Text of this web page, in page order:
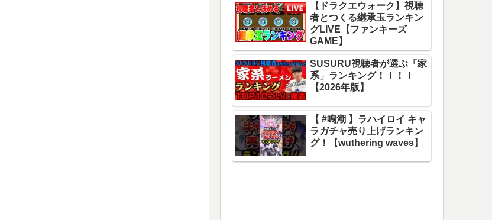
【ドラクエウォーク】視聴
者とつくる継承玉ランキン
グLIVE【ファンキーズ
GAME】
SUSURU視聴者が選ぶ「家
系」ランキング！！！！
【2026年版】
【 #鳴潮 】ラハイロイ キャ
ラガチャ売り上げランキン
グ！【wuthering waves】